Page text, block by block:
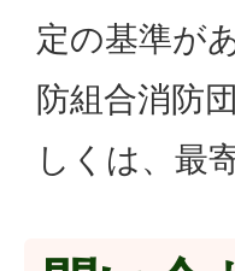
定の基準が
防組合消防
しくは、最